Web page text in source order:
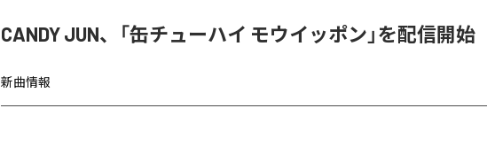
CANDY JUN、「缶チューハイ モウイッポン」を配信開始
新曲情報